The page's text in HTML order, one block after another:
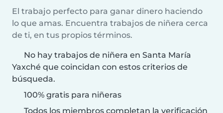
El trabajo perfecto para ganar dinero haciendo
lo que amas. Encuentra trabajos de niñera cerca
de ti, en tus propios términos.
No hay trabajos de niñera en Santa María
Yaxché que coincidan con estos criterios de
búsqueda.
100% gratis para niñeras
Todos los miembros completan la verificación